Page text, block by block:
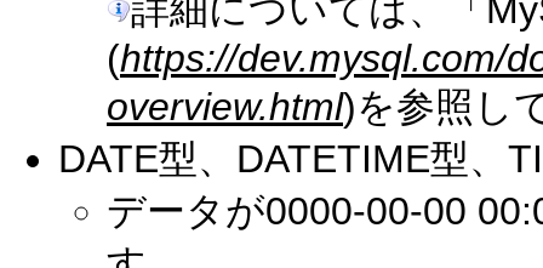
詳細については、「
(https://dev.mysql.com/
overview.html)を参照し
DATE型、DATETIME型、
データが0000-00-00